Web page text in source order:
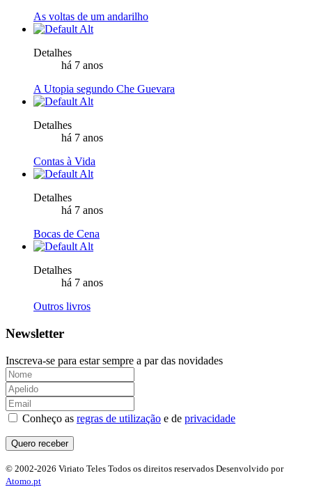
As voltas de um andarilho
Detalhes
há 7 anos
A Utopia segundo Che Guevara
Detalhes
há 7 anos
Contas à Vida
Detalhes
há 7 anos
Bocas de Cena
Detalhes
há 7 anos
Outros livros
Newsletter
Inscreva-se para estar sempre a par das novidades
Conheço as regras de utilização e de privacidade
© 2002-2026 Viriato Teles Todos os direitos reservados Desenvolvido por
Atomo.pt